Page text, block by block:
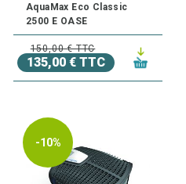
AquaMax Eco Classic
2500 E OASE
150,00 € TTC
135,00 € TTC
-10%